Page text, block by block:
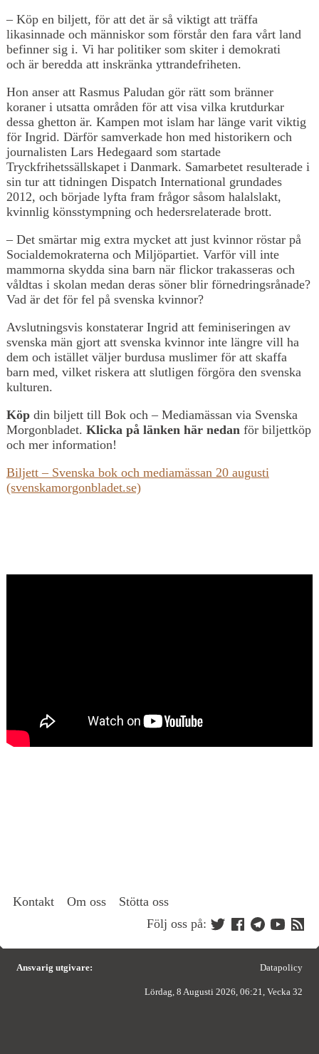
– Köp en biljett, för att det är så viktigt att träffa
likasinnade och människor som förstår den fara vårt land
befinner sig i. Vi har politiker som skiter i demokrati
och är beredda att inskränka yttrandefriheten.
Hon anser att Rasmus Paludan gör rätt som bränner
koraner i utsatta områden för att visa vilka krutdurkar
dessa ghetton är. Kampen mot islam har länge varit viktig
för Ingrid. Därför samverkade hon med historikern och
journalisten Lars Hedegaard som startade
Tryckfrihetssällskapet i Danmark. Samarbetet resulterade i
sin tur att tidningen Dispatch International grundades
2012, och började lyfta fram frågor såsom halalslakt,
kvinnlig könsstympning och hedersrelaterade brott.
– Det smärtar mig extra mycket att just kvinnor röstar på
Socialdemokraterna och Miljöpartiet. Varför vill inte
mammorna skydda sina barn när flickor trakasseras och
våldtas i skolan medan deras söner blir förnedringsrånade?
Vad är det för fel på svenska kvinnor?
Avslutningsvis konstaterar Ingrid att feminiseringen av
svenska män gjort att svenska kvinnor inte längre vill ha
dem och istället väljer burdusa muslimer för att skaffa
barn med, vilket riskera att slutligen förgöra den svenska
kulturen.
Köp din biljett till Bok och – Mediamässan via Svenska
Morgonbladet. Klicka på länken här nedan för biljettköp
och mer information!
Biljett – Svenska bok och mediamässan 20 augusti
(svenskamorgonbladet.se)
Kontakt Om oss
Stötta oss
Följ oss på:
Ansvarig utgivare: Datapolicy
Lördag, 8 Augusti 2026, 06:21, Vecka 32